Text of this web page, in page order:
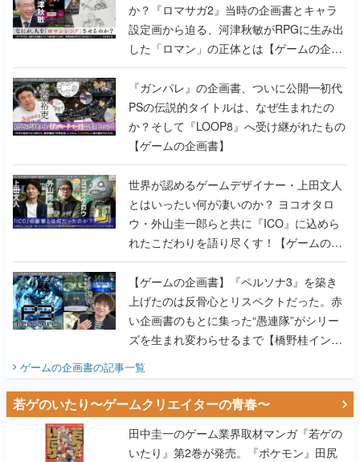
か？『ロマサガ2』当時の企画書とキャラ
設定画から迫る、河津秋敏がRPGに生み出
した「ロマン」の正体とは【ゲームの企画
書】
『ガンパレ』の企画書、ついに公開━初代
PSの伝説的タイトルは、なぜ生まれたの
か？そして『LOOP8』へ受け継がれたもの
【ゲームの企画書】
世界が認めるゲームデザイナー・上田文人
とはいったい何が凄いのか？ ヨコオタロ
ウ・外山圭一郎らと共に『ICO』に込めら
れたこだわりを語り尽くす！【ゲームの企
画書】
【ゲームの企画書】『ペルソナ3』を築き
上げたのは反骨心とリスペクトだった。赤
い企画書のもとに集った“愚連隊”がシリー
ズを生まれ変わらせるまで【橋野桂インタ
ゲームの企画書の記事一覧
若ゲのいたり〜ゲームクリエイターの青春〜
田中圭一のゲーム業界取材マンガ『若ゲの
いたり』第2巻が発売。『ポケモン』田尻